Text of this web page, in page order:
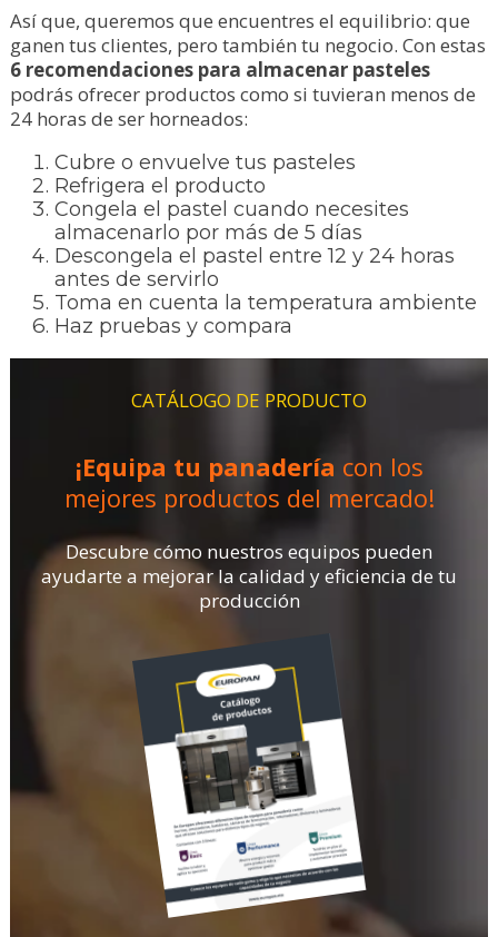
Así que, queremos que encuentres el equilibrio: que
ganen tus clientes, pero también tu negocio. Con estas
6 recomendaciones para almacenar pasteles
podrás ofrecer productos como si tuvieran menos de
24 horas de ser horneados:
Cubre o envuelve tus pasteles
Refrigera el producto
Congela el pastel cuando necesites
almacenarlo por más de 5 días
Descongela el pastel entre 12 y 24 horas
antes de servirlo
Toma en cuenta la temperatura ambiente
Haz pruebas y compara
CATÁLOGO DE PRODUCTO
¡Equipa tu panadería con los
mejores productos del mercado!
Descubre cómo nuestros equipos pueden
ayudarte a mejorar la calidad y eficiencia de tu
producción